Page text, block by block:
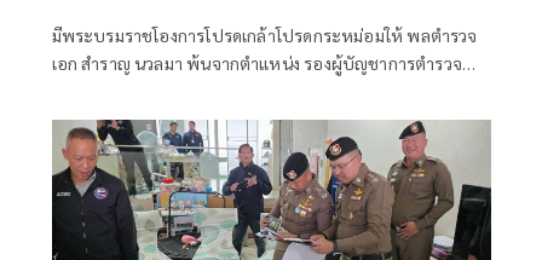
มีพระบรมราชโองการโปรดเกล้าโปรดกระหม่อมให้ พลตำรวจ
เอก สำราญ นวลมา พ้นจากตำแหน่ง รองผู้บัญชาการตำรวจ